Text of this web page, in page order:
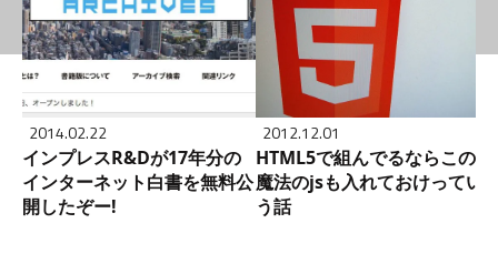
2014.02.22
インプレスR&Dが17年分の
インターネット白書を無料公
開したぞー!
2012.12.01
HTML5で組んでるならこの
魔法のjsも入れておけってい
う話